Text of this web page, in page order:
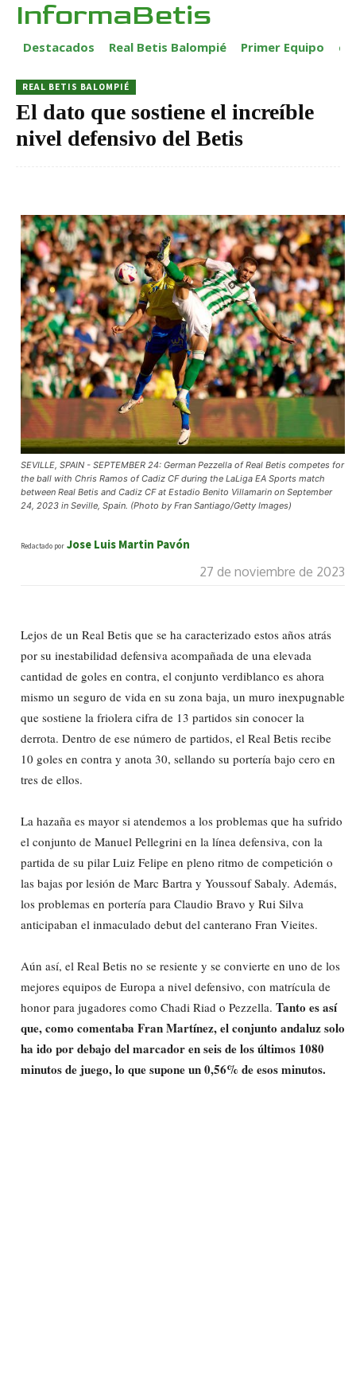
InformaBetis
Destacados Real Betis Balompié Primer Equipo
REAL BETIS BALOMPIÉ
El dato que sostiene el increíble
nivel defensivo del Betis
SEVILLE, SPAIN - SEPTEMBER 24: German Pezzella of Real Betis competes for
the ball with Chris Ramos of Cadiz CF during the LaLiga EA Sports match
between Real Betis and Cadiz CF at Estadio Benito Villamarin on September
24, 2023 in Seville, Spain. (Photo by Fran Santiago/Getty Images)
Redactado por Jose Luis Martin Pavón
27 de noviembre de 2023
Lejos de un Real Betis que se ha caracterizado estos años atrás
por su inestabilidad defensiva acompañada de una elevada
cantidad de goles en contra, el conjunto verdiblanco es ahora
mismo un seguro de vida en su zona baja, un muro inexpugnable
que sostiene la friolera cifra de 13 partidos sin conocer la
derrota. Dentro de ese número de partidos, el Real Betis recibe
10 goles en contra y anota 30, sellando su portería bajo cero en
tres de ellos.
La hazaña es mayor si atendemos a los problemas que ha sufrido
el conjunto de Manuel Pellegrini en la línea defensiva, con la
partida de su pilar Luiz Felipe en pleno ritmo de competición o
las bajas por lesión de Marc Bartra y Youssouf Sabaly. Además,
los problemas en portería para Claudio Bravo y Rui Silva
anticipaban el inmaculado debut del canterano Fran Vieites.
Aún así, el Real Betis no se resiente y se convierte en uno de los
mejores equipos de Europa a nivel defensivo, con matrícula de
honor para jugadores como Chadi Riad o Pezzella. Tanto es así
que, como comentaba Fran Martínez, el conjunto andaluz solo
ha ido por debajo del marcador en seis de los últimos 1080
minutos de juego, lo que supone un 0,56% de esos minutos.